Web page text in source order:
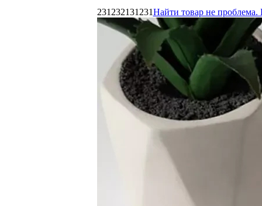
231232131231Найти товар не проблема.